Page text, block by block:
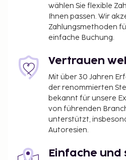
wählen Sie flexible
Ihnen passen. Wir
Zahlungsmethoden
einfache Buchung.
Vertrauen
Mit über 30 Jahren
der renommierten
bekannt für unsere
von führenden
unterstützt,
Autoresien.
Einfache und